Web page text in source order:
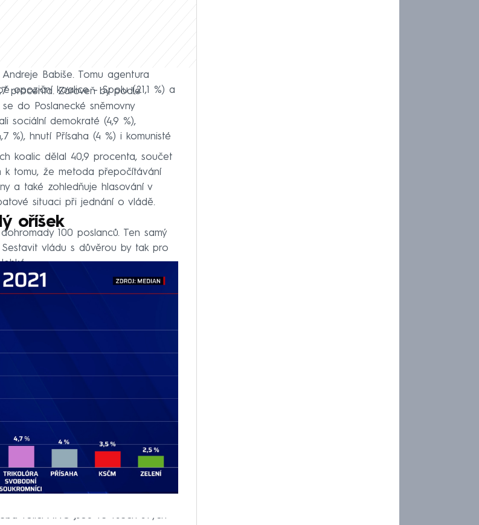
Babiše. Tomu agentura
opoziční koalice – Spolu (21,1 %) a
procenta. Zároveň by podle
do Poslanecké sněmovny
sociální demokraté (4,9 %),
%), hnutí Přísaha (4 %) i komunisté
koalic dělal 40,9 procenta, součet
k tomu, že metoda přepočítávání
a také zohledňuje hlasování v
situaci při jednání o vládě.
oříšek
100 poslanců. Ten samý
vládu s důvěrou by tak pro
voliči ANO jsou ve všech svých